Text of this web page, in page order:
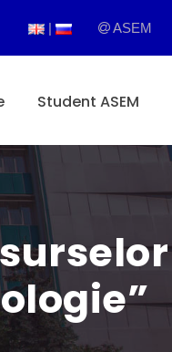
| ASEM
Student ASEM